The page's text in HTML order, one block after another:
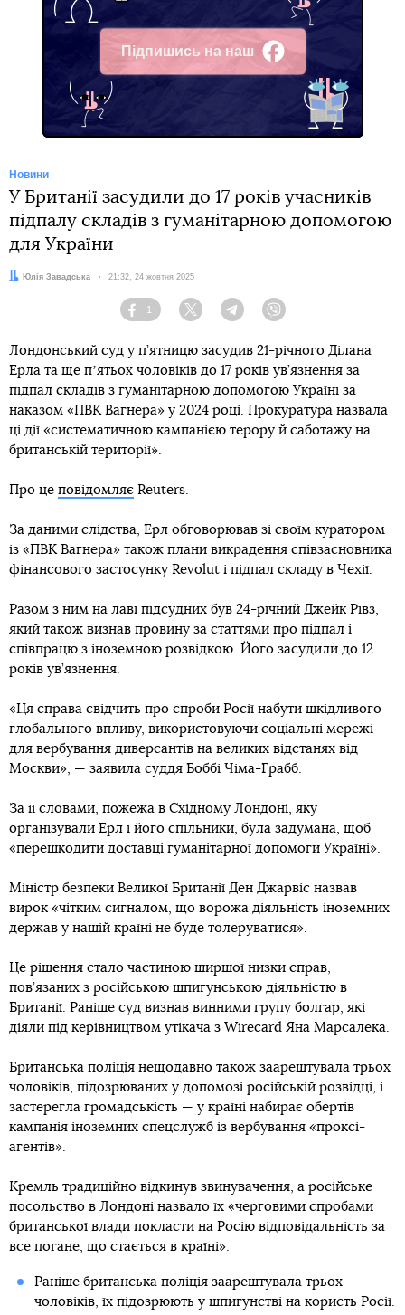
Підпишись на наш
Facebook
Новини
У Британії засудили до 17 років учасників
підпалу складів з гуманітарною допомогою
для України
Автор:Юлія Завадська Дата:
21:32, 24 жовтня 2025
Facebook
1
Twitter TelegramViber
Лондонський суд у п’ятницю засудив 21-річного Ділана
Ерла та ще пʼятьох чоловіків до 17 років ув’язнення за
підпал складів з гуманітарною допомогою Україні за
наказом «ПВК Вагнера» у 2024 році. Прокуратура назвала
ці дії «систематичною кампанією терору й саботажу на
британській території».
Про це повідомляє Reuters.
За даними слідства, Ерл обговорював зі своїм куратором
із «ПВК Вагнера» також плани викрадення співзасновника
фінансового застосунку Revolut і підпал складу в Чехії.
Разом з ним на лаві підсудних був 24-річний Джейк Рівз,
який також визнав провину за статтями про підпал і
співпрацю з іноземною розвідкою. Його засудили до 12
років ув’язнення.
«Ця справа свідчить про спроби Росії набути шкідливого
глобального впливу, використовуючи соціальні мережі
для вербування диверсантів на великих відстанях від
Москви», — заявила суддя Боббі Чіма-Грабб.
За її словами, пожежа в Східному Лондоні, яку
організували Ерл і його спільники, була задумана, щоб
«перешкодити доставці гуманітарної допомоги Україні».
Міністр безпеки Великої Британії Ден Джарвіс назвав
вирок «чітким сигналом, що ворожа діяльність іноземних
держав у нашій країні не буде толеруватися».
Це рішення стало частиною ширшої низки справ,
пов’язаних з російською шпигунською діяльністю в
Британії. Раніше суд визнав винними групу болгар, які
діяли під керівництвом утікача з Wirecard Яна Марсалека.
Британська поліція нещодавно також заарештувала трьох
чоловіків, підозрюваних у допомозі російській розвідці, і
застерегла громадськість — у країні набирає обертів
кампанія іноземних спецслужб із вербування «проксі-
агентів».
Кремль традиційно відкинув звинувачення, а російське
посольство в Лондоні назвало їх «черговими спробами
британської влади покласти на Росію відповідальність за
все погане, що стається в країні».
Раніше британська поліція заарештувала трьох
чоловіків, їх підозрюють у шпигунстві на користь Росії.